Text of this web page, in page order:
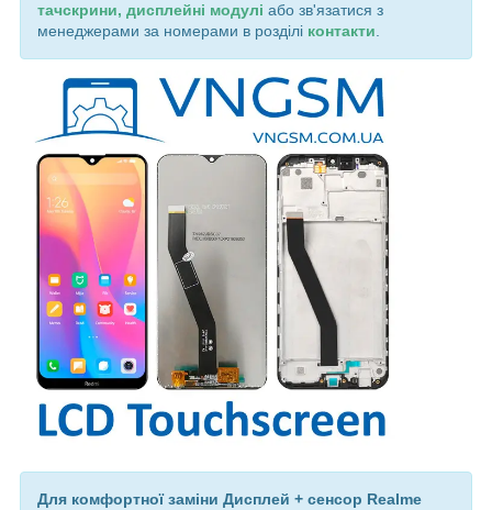
тачскрини, дисплейні модулі або зв'язатися з
менеджерами за номерами в розділі контакти
Для комфортної заміни Дисплей + сенсор Realme